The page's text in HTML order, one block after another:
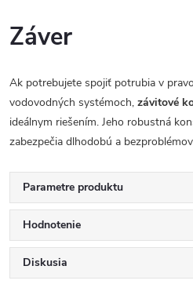
Záver
Ak potrebujete spojiť potrubia v
vodovodných systémoch, závitové
ideálnym riešením. Jeho robustná
zabezpečia dlhodobú a
Parametre produktu
Hodnotenie
Diskusia